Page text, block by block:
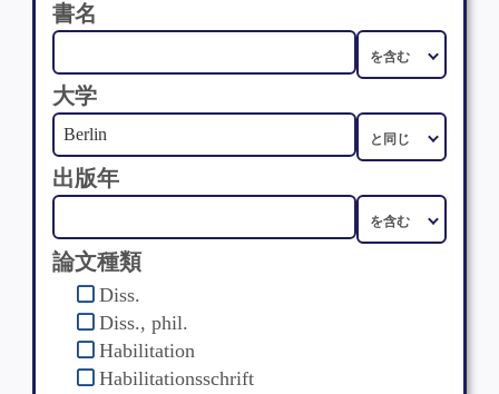
書名
大学
出版年
論文種類
Diss.
Diss., phil.
Habilitation
Habilitationsschrift